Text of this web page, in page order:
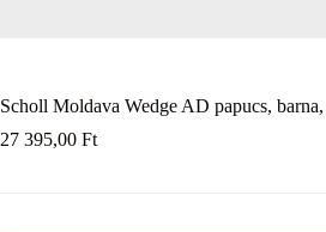
Scholl Moldava Wedge AD papucs,
27 395,00 Ft